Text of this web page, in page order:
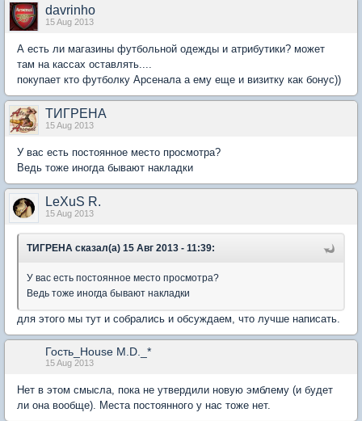
davrinho
15 Aug 2013
А есть ли магазины футбольной одежды и атрибутики? может
там на кассах оставлять....
покупает кто футболку Арсенала а ему еще и визитку как бонус))
ТИГРЕНА
15 Aug 2013
У вас есть постоянное место просмотра?
Ведь тоже иногда бывают накладки
LeXuS R.
15 Aug 2013
ТИГРЕНА сказал(а) 15 Авг 2013 - 11:39:
У вас есть постоянное место просмотра?
Ведь тоже иногда бывают накладки
для этого мы тут и собрались и обсуждаем, что лучше написать.
Гость_House M.D._*
15 Aug 2013
Нет в этом смысла, пока не утвердили новую эмблему (и будет
ли она вообще). Места постоянного у нас тоже нет.